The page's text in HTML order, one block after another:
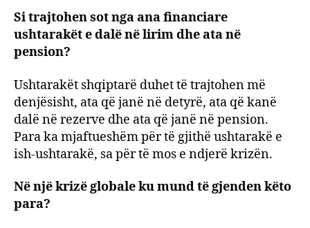
Si trajtohen sot nga ana financiare
ushtarakët e dalë në lirim dhe ata në
pension?
Ushtarakët shqiptarë duhet të trajtohen më
denjësisht, ata që janë në detyrë, ata që kanë
dalë në rezerve dhe ata që janë në pension.
Para ka mjaftueshëm për të gjithë ushtarakë e
ish-ushtarakë, sa për të mos e ndjerë krizën.
Në një krizë globale ku mund të gjenden këto
para?